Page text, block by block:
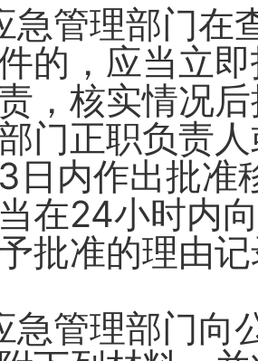
管理部门在
的，应当立
，核实情况
门正职负责
日内作出批准
在24小时内
批准的理由
管理部门向